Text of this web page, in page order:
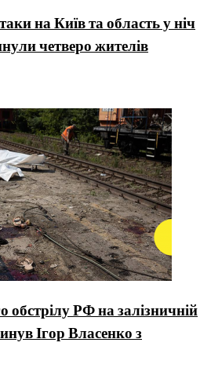
на Київ та область у ніч
четверо жителів
обстрілу РФ на залізничній
Ігор Власенко з